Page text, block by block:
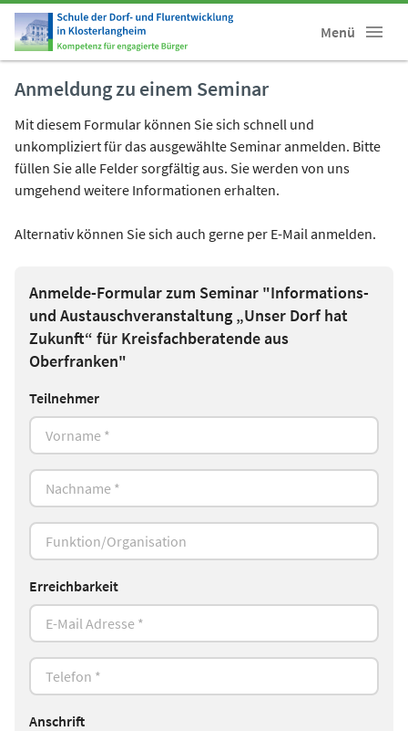
Menü
Anmeldung zu einem Seminar
Mit diesem Formular können Sie sich schnell und
unkompliziert für das ausgewählte Seminar anmelden. Bitte
füllen Sie alle Felder sorgfältig aus. Sie werden von uns
umgehend weitere Informationen erhalten.
Alternativ können Sie sich auch gerne per E-Mail anmelden.
Anmelde-Formular zum Seminar "Informations-
und Austauschveranstaltung „Unser Dorf hat
Zukunft“ für Kreisfachberatende aus
Oberfranken"
Teilnehmer
Erreichbarkeit
Anschrift